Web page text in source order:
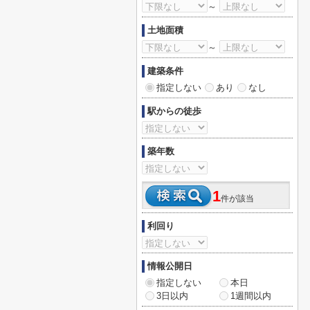
～
土地面積
～
建築条件
指定しない
あり なし
駅からの徒歩
築年数
1件が該当
利回り
情報公開日
指定しない
本日
3日以内
1週間以内